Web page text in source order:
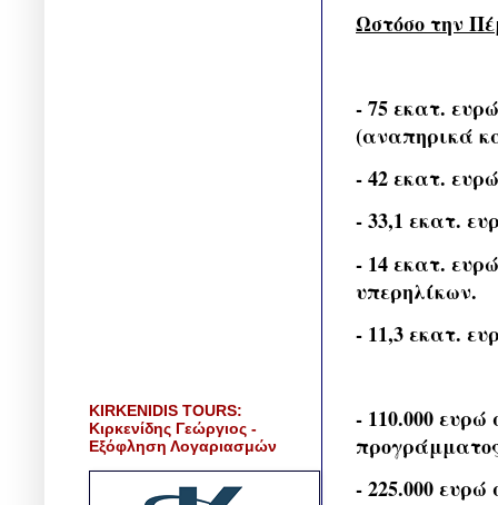
Ωστόσο την
- 75 εκατ.
(αναπηρικά
- 42 εκατ.
- 33,1 εκατ.
- 14 εκατ.
υπερηλίκων.
- 11,3 εκατ.
- 110.000 ευρώ
- 225.000 ευρώ
KIRKENIDIS TOURS:
Κιρκενίδης Γεώργιος -
Εξόφληση Λογαριασμών